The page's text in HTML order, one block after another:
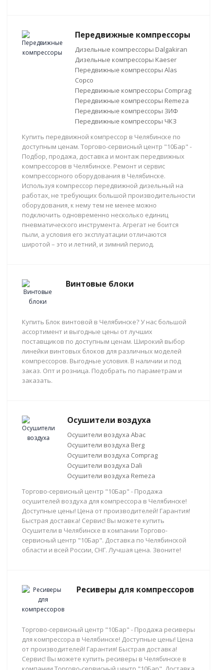
Передвижные компрессоры
Дизельные компрессоры Dalgakiran
Дизельные компрессоры Kaeser
Передвижные компрессоры Alas
Copco
Передвижные компрессоры Comprag
Передвижные компрессоры Remeza
Передвижные компрессоры ЗИФ
Передвижные компрессоры ЧКЗ
Купить передвижной компрессор в Челябинске по
доступным ценам. Торгово-сервисный центр "10Бар" -
Подбор, продажа, доставка и монтаж передвижных
компрессоров в Челябинске. Ремонт и сервис
компрессорного оборудования в Челябинске.
Используя компрессор передвижной дизельный на
работах, не требующих большой производительности
оборудования, к нему тем не менее можно
подключить одновременно несколько единиц
пневматического инструмента. Агрегат не боится
пыли, а условия его эксплуатации отличаются
широтой – это и летний, и зимний период.
Винтовые блоки
Купить Блок винтовой в Челябинске? У нас большой
ассортимент и выгодные цены от лучших
поставщиков по доступным ценам. Широкий выбор
линейки винтовых блоков для различных моделей
компрессоров. Выгодные условия. В наличии и под
заказ. Опт и розница. Подобрать по параметрам и
заказать.
Осушители воздуха
Осушители воздуха Abac
Осушители воздуха Berg
Осушители воздуха Comprag
Осушители воздуха Dali
Осушители воздуха Remeza
Торгово-сервисный центр "10Бар" - Продажа
осушителей воздуха для компрессора в Челябинске!
Доступные цены! Цена от производителей! Гарантия!
Быстрая доставка! Сервис! Вы можете купить
Осушители в Челябинске в компании Торгово-
сервисный центр "10Бар". Доставка по Челябинской
области и всей России, СНГ. Лучшая цена. Звоните!
Ресиверы для компрессоров
Торгово-сервисный центр "10Бар" - Продажа ресиверы
для компрессора в Челябинске! Доступные цены! Цена
от производителей! Гарантия! Быстрая доставка!
Сервис! Вы можете купить ресиверы в Челябинске в